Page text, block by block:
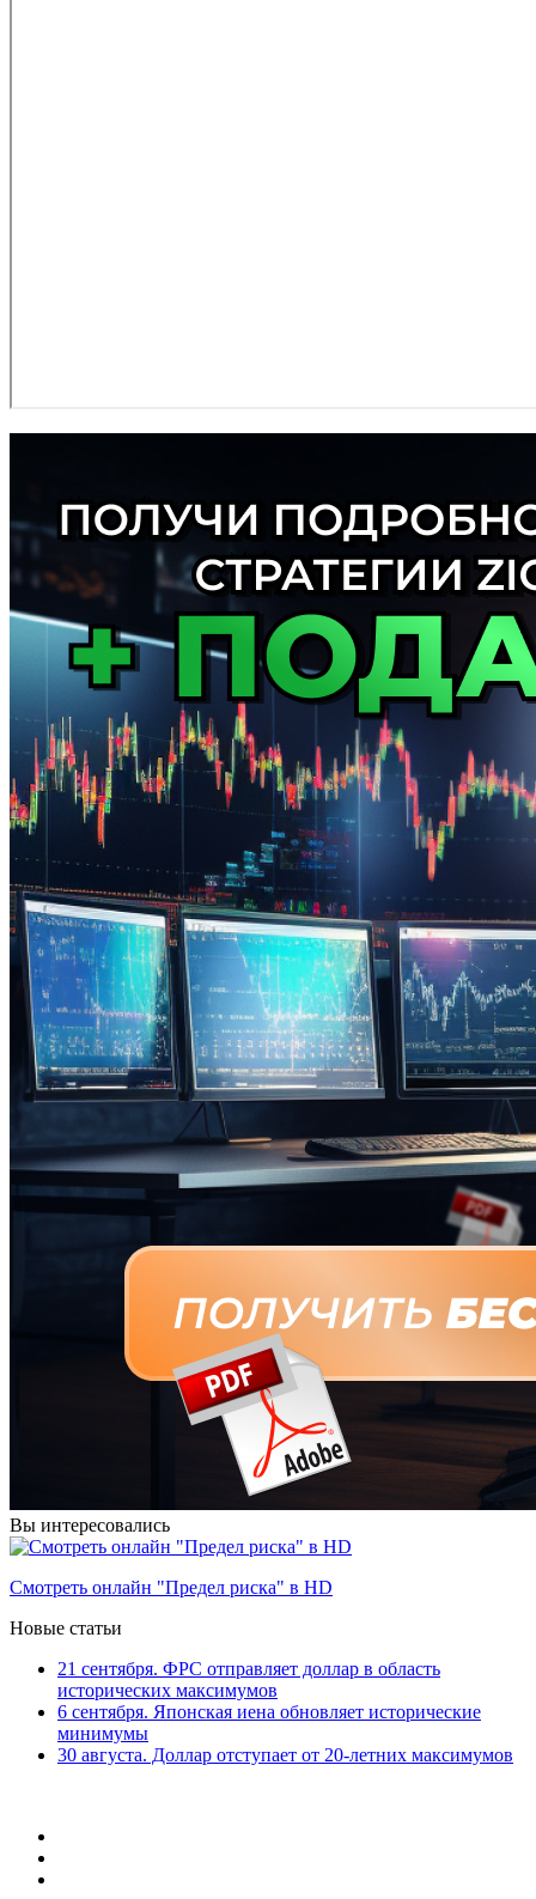
Вы интересовались
Смотреть онлайн "Предел риска" в HD
Новые статьи
21 сентября. ФРС отправляет доллар в область
исторических максимумов
6 сентября. Японская иена обновляет исторические
минимумы
30 августа. Доллар отступает от 20-летних максимумов